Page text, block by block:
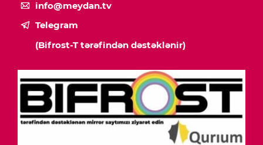
info@meydan.tv
Telegram
(Bifrost-T tərəfindən dəstəklənir)